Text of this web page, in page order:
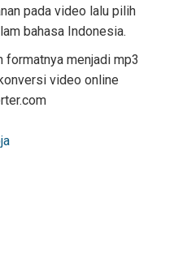
pada video lalu pilih
bahasa Indonesia.
formatnya menjadi mp3
video online